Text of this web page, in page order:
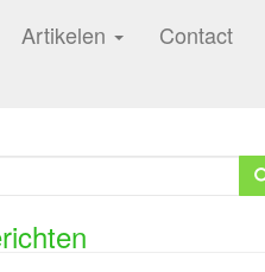
Artikelen Contact